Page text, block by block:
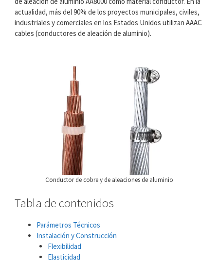
actualidad, más del 90% de los proyectos municipales, civiles,
industriales y comerciales en los Estados Unidos utilizan AAAC
cables (conductores de aleación de aluminio).
Conductor de cobre y de aleaciones de aluminio
Tabla de contenidos
Parámetros Técnicos
Instalación y Construcción
Flexibilidad
Elasticidad